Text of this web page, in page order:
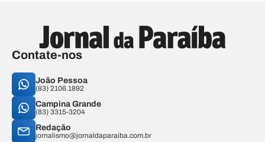
Contate-nos
João Pessoa
(83) 2106.1892
Campina Grande
(83) 3315-3204
Redação
jornalismo@jornaldaparaiba.com.br